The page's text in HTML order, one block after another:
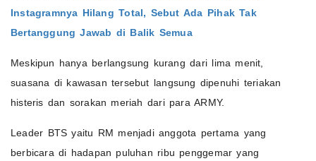
Instagramnya Hilang Total, Sebut Ada Pihak Tak
Bertanggung Jawab di Balik Semua
Meskipun hanya berlangsung kurang dari lima menit,
suasana di kawasan tersebut langsung dipenuhi teriakan
histeris dan sorakan meriah dari para ARMY.
Leader BTS yaitu RM menjadi anggota pertama yang
berbicara di hadapan puluhan ribu penggemar yang